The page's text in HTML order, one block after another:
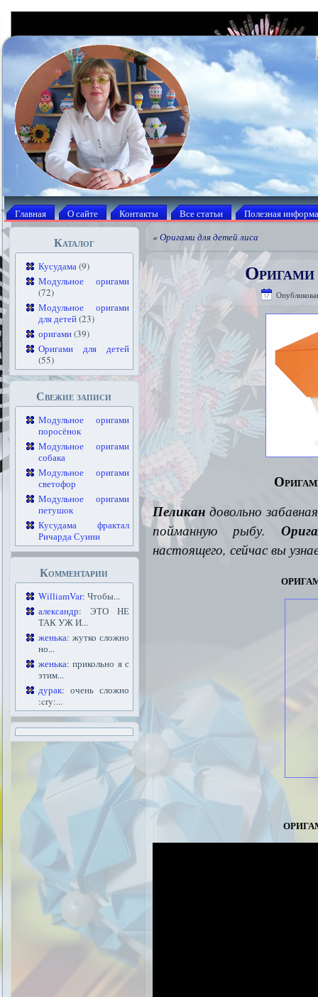
Главная О сайте Контакты Все статьи Полезная
Каталог
Кусудама(9)
Модульное оригами
(72)
Модульное оригами
для детей(23)
оригами(39)
Оригами для детей
(55)
Свежие записи
Модульное оригами
поросёнок
Модульное оригами
собака
Модульное оригами
светофор
Модульное оригами
петушок
Кусудама фрактал
Ричарда Суини
Комментарии
WilliamVar: Чтобы...
александр: ЭТО НЕ
ТАК УЖ И...
женька: жутко сложно
но...
женька: прикольно я с
этим...
дурак: очень сложно
:cry:...
«Оригами для детей лиса
Оригами
Пеликан довольно
пойманную рыбу.
настоящего, сейчас вы